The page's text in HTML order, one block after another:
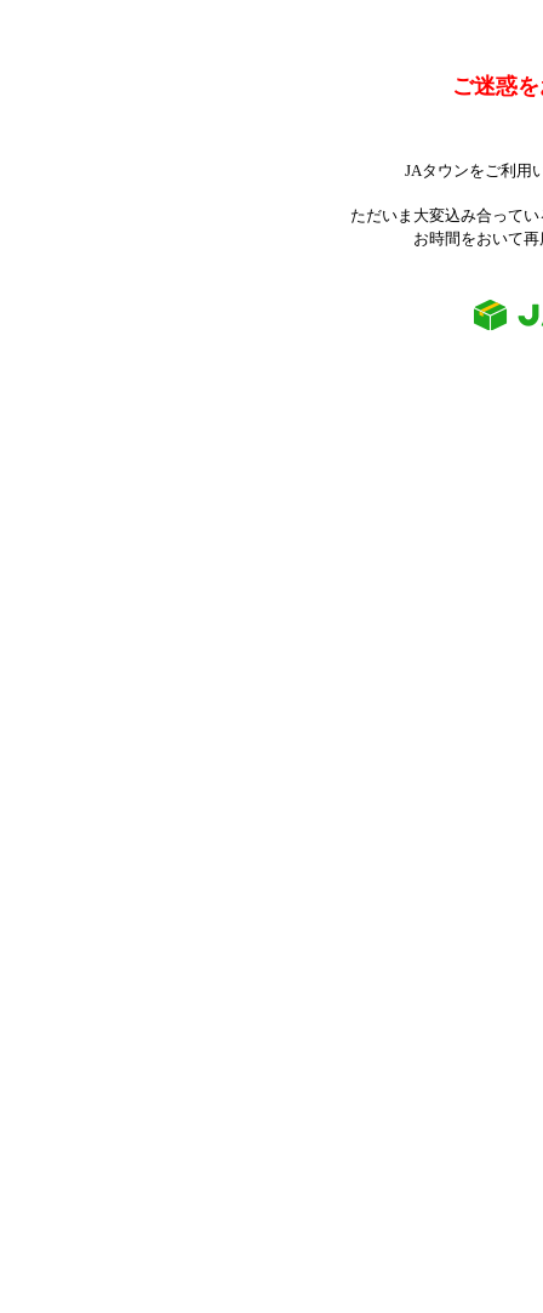
ご迷惑
JAタウンをご利用
ただいま大変込み合って
お時間をおいて